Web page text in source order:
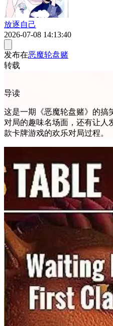
放逐自己
2026-07-08 14:13:40
发布在恶魔轮盘赌
转载
导读
这是一期《恶魔轮盘赌》的搞
对局的趣味名场面，还有让人
款卡牌游戏的欢乐对局过程。